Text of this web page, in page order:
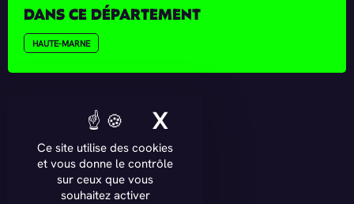
Ce site utilise des cookies
et vous donne le contrôle
sur ceux que vous
souhaitez activer
XMASQUER LE
DANS CE DÉPARTEMENT
HAUTE-MARNE